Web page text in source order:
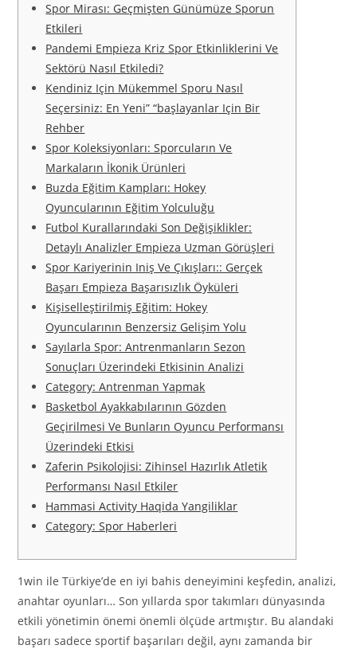
Spor Mirası: Geçmişten Günümüze Sporun
Etkileri
Pandemi Empieza Kriz Spor Etkinliklerini Ve
Sektörü Nasıl Etkiledi?
Kendiniz Için Mükemmel Sporu Nasıl
Seçersiniz: En Yeni” “başlayanlar Için Bir
Rehber
Spor Koleksiyonları: Sporcuların Ve
Markaların İkonik Ürünleri
Buzda Eğitim Kampları: Hokey
Oyuncularının Eğitim Yolculuğu
Futbol Kurallarındaki Son Değişiklikler:
Detaylı Analizler Empieza Uzman Görüşleri
Spor Kariyerinin Iniş Ve Çıkışları:: Gerçek
Başarı Empieza Başarısızlık Öyküleri
Kişiselleştirilmiş Eğitim: Hokey
Oyuncularının Benzersiz Gelişim Yolu
Sayılarla Spor: Antrenmanların Sezon
Sonuçları Üzerindeki Etkisinin Analizi
Category: Antrenman Yapmak
Basketbol Ayakkabılarının Gözden
Geçirilmesi Ve Bunların Oyuncu Performansı
Üzerindeki Etkisi
Zaferin Psikolojisi: Zihinsel Hazırlık Atletik
Performansı Nasıl Etkiler
Hammasi Activity Haqida Yangiliklar
Category: Spor Haberleri
1win ile Türkiye’de en iyi bahis deneyimini keşfedin, analizi,
anahtar oyunları… Son yıllarda spor takımları dünyasında
etkili yönetimin önemi önemli ölçüde artmıştır. Bu alandaki
başarı sadece sportif başarıları değil, aynı zamanda bir